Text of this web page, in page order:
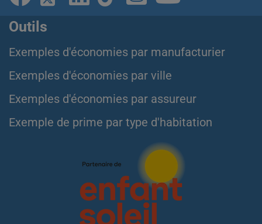
Outils
Exemples d'économies par manufacturier
Exemples d'économies par ville
Exemples d'économies par assureur
Exemple de prime par type d'habitation